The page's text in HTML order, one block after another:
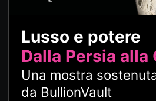
Lusso e potere
Dalla Persia alla
Una mostra
da BullionVault